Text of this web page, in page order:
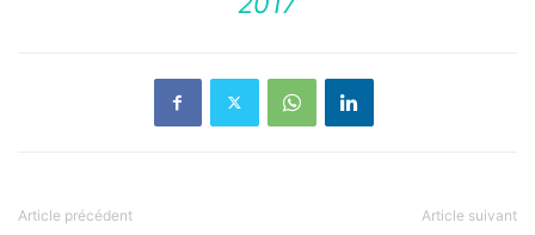
Article précédent Article suivant